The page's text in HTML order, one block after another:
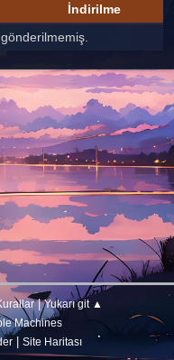
İndirilme
|Yukarı git ▲
Machines
Site Haritası